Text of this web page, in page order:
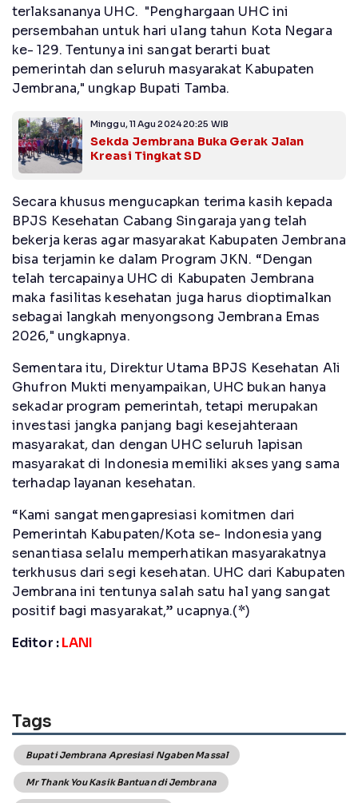
terlaksananya UHC. "Penghargaan UHC ini
persembahan untuk hari ulang tahun Kota Negara
ke- 129. Tentunya ini sangat berarti buat
pemerintah dan seluruh masyarakat Kabupaten
Jembrana," ungkap Bupati Tamba.
Minggu, 11 Agu 2024 20:25 WIB
Sekda Jembrana Buka Gerak Jalan
Kreasi Tingkat SD
Secara khusus mengucapkan terima kasih kepada
BPJS Kesehatan Cabang Singaraja yang telah
bekerja keras agar masyarakat Kabupaten Jembrana
bisa terjamin ke dalam Program JKN. “Dengan
telah tercapainya UHC di Kabupaten Jembrana
maka fasilitas kesehatan juga harus dioptimalkan
sebagai langkah menyongsong Jembrana Emas
2026," ungkapnya.
Sementara itu, Direktur Utama BPJS Kesehatan Ali
Ghufron Mukti menyampaikan, UHC bukan hanya
sekadar program pemerintah, tetapi merupakan
investasi jangka panjang bagi kesejahteraan
masyarakat, dan dengan UHC seluruh lapisan
masyarakat di Indonesia memiliki akses yang sama
terhadap layanan kesehatan.
“Kami sangat mengapresiasi komitmen dari
Pemerintah Kabupaten/Kota se- Indonesia yang
senantiasa selalu memperhatikan masyarakatnya
terkhusus dari segi kesehatan. UHC dari Kabupaten
Jembrana ini tentunya salah satu hal yang sangat
positif bagi masyarakat,” ucapnya.(*)
Editor :LANI
Tags
Bupati Jembrana Apresiasi Ngaben Massal
Mr Thank You Kasik Bantuan di Jembrana